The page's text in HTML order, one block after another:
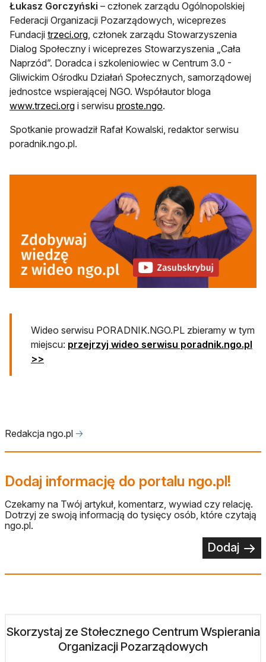
Łukasz Gorczyński – członek zarządu Ogólnopolskiej
Federacji Organizacji Pozarządowych, wiceprezes
Fundacji trzeci.orgotwiera się w nowej karcie
, członek zarządu Stowarzyszenia
Dialog Społeczny i wiceprezes Stowarzyszenia „Cała
Naprzód”. Doradca i szkoleniowiec w Centrum 3.0 -
Gliwickim Ośrodku Działań Społecznych, samorządowej
jednostce wspierającej NGO. Współautor bloga
www.trzeci.orgotwiera się w nowej karcie
i serwisu proste.ngootwiera się w nowej
.
Spotkanie prowadził Rafał Kowalski, redaktor serwisu
poradnik.ngo.pl.
Wideo serwisu PORADNIK.NGO.PL zbieramy w tym
miejscu: przejrzyj wideo serwisu poradnik.ngo.pl
>>
Redakcja ngo.pl 🡢
Dodaj informację do portalu ngo.pl!
Czekamy na Twój artykuł, komentarz, wywiad czy relację.
Dotrzyj ze swoją informacją do tysięcy osób, które czytają
ngo.pl.
Dodaj
Skorzystaj ze Stołecznego Centrum Wspierania
Organizacji Pozarządowych